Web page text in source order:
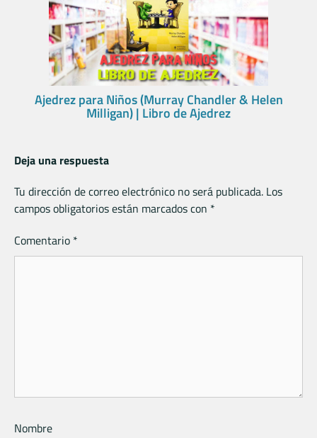
Ajedrez para Niños (Murray Chandler & Helen
Milligan) | Libro de Ajedrez
Deja una respuesta
Tu dirección de correo electrónico no será publicada. Los
campos obligatorios están marcados con *
Comentario *
Nombre